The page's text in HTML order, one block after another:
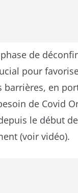
de
pour
barrières, en
de Covid
le début
(voir vidéo).